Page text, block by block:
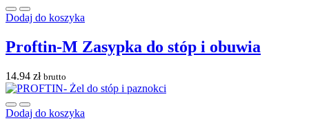
Dodaj do koszyka
Proftin-M Zasypka do stóp i obuwia
14.94 zł brutto
Dodaj do koszyka